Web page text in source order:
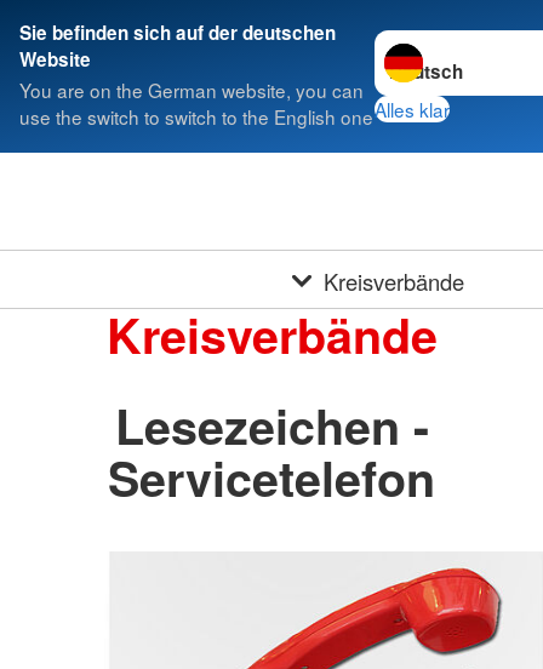
Sie befinden sich auf der deutschen
Website
You are on the German website, you can
use the switch to switch to the English one
Sprache wechseln
Alles klar
Kreisverbände
Kreisverbände
Lesezeichen -
Servicetelefon